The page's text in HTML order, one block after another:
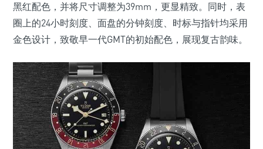
黑红配色，并将尺寸调整为39mm，更显精致。同时，表
圈上的24小时刻度、面盘的分钟刻度、时标与指针均采用
金色设计，致敬早一代GMT的初始配色，展现复古韵味。